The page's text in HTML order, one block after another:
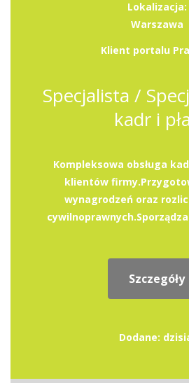
Lokalizacja:
Warszawa
Klient portalu
Specjalista /
kadr i
Kompleksowa obsługa
klientów
wynagrodzeń oraz
Szczegóły
Dodane: